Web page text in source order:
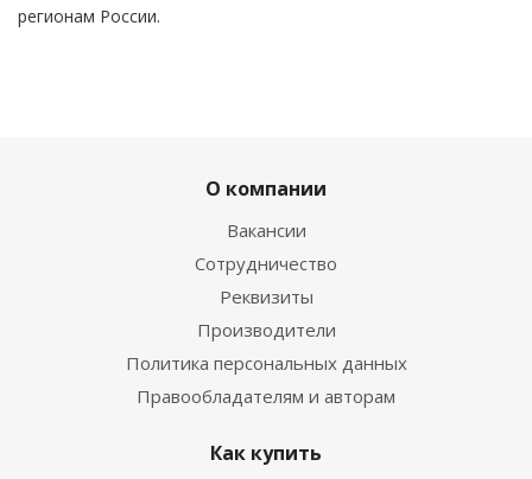
регионам России.
О компании
Вакансии
Сотрудничество
Реквизиты
Производители
Политика персональных данных
Правообладателям и авторам
Как купить